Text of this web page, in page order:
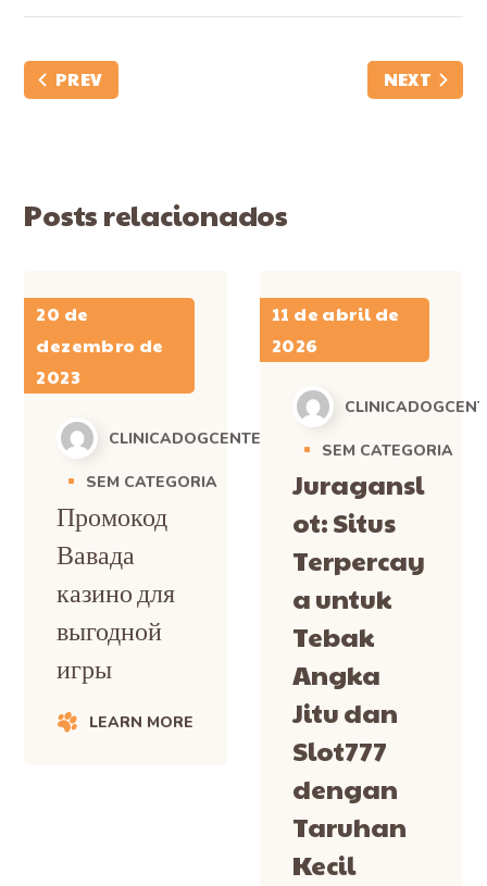
PREV NEXT
Posts relacionados
20 de
dezembro de
2023
CLINICADOGCENTER
SEM CATEGORIA
Промокод
Вавада
казино для
выгодной
игры
LEARN MORE
11 de abril de
2026
SEM CATEGORIA
Juragansl
ot: Situs
Terpercay
a untuk
Tebak
Angka
Jitu dan
Slot777
dengan
Taruhan
Kecil